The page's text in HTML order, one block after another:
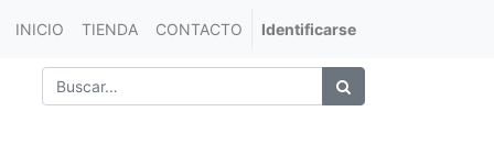
INICIO TIENDA CONTACTO Identificarse